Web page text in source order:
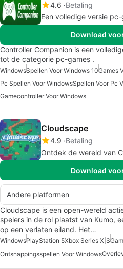
4.6 Betaling
Een volledige versie
Download
Controller Companion is een
tot de categorie pc-games .
WindowsSpellen Voor Windows 10Games
Pc Spellen Voor WindowsSpellen Voor Pc
Gamecontroller Voor Windows
Cloudscape
4.9 Betaling
Ontdek de wereld van
Download
Andere platformen
Cloudscape is een open-wereld
spelers in de rol plaatst van Kumo,
op een verlaten eiland. Het…
WindowsPlayStation 5Xbox Series X|S
Ontsnappingsspellen Voor Windows